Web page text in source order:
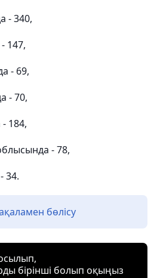
- 340,
147,
- 69,
- 70,
184,
- 78,
34.
бөлісу
бірінші болып оқыңыз